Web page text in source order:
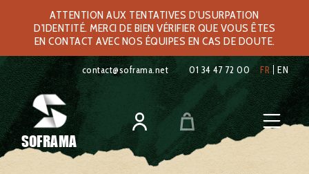
ATTENTION AUX TENTATIVES D'USURPATION
D'IDENTITÉ. MERCI DE BIEN VÉRIFIER QUE VOUS ÊTES
EN CONTACT AVEC NOS ÉQUIPES EN CAS DE DOUTE.
contact@soframa.net 01 34 47 72 00 FR EN
SOFRAMA